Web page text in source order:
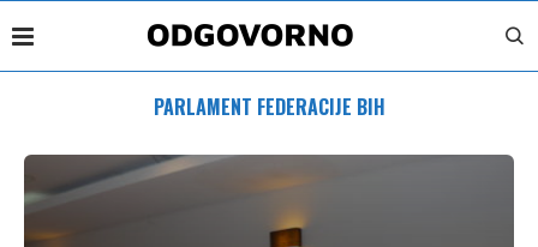
PARLAMENT FEDERACIJE BIH